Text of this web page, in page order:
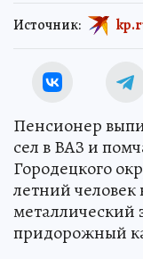
Источник:
Пенсионер
сел в ВАЗ и
Городецкого
летний человек
металлический
придорожный